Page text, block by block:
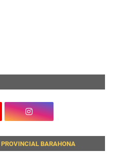
PROVINCIAL BARAHONA